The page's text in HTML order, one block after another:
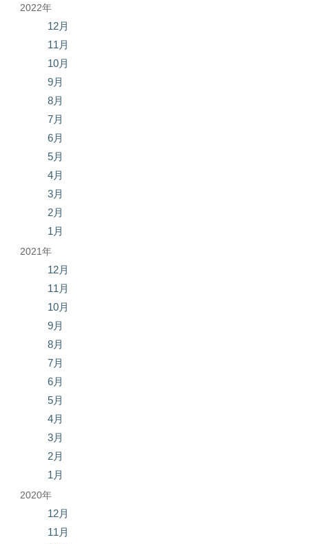
2022年
12月
11月
10月
9月
8月
7月
6月
5月
4月
3月
2月
1月
2021年
12月
11月
10月
9月
8月
7月
6月
5月
4月
3月
2月
1月
2020年
12月
11月